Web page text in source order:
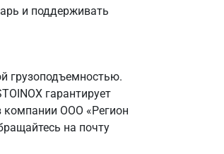
и поддерживать
грузоподъемностью.
гарантирует
компании ООО «Регион
на почту